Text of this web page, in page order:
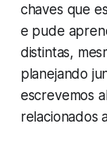
chaves que
e pude
distintas,
planejando
escrevemos
relacionados